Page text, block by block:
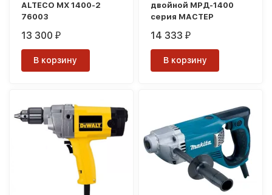
ALTECO MX 1400-2
76003
13 300₽
В корзину
двойной МРД-1400
серия МАСТЕР
14 333₽
В корзину